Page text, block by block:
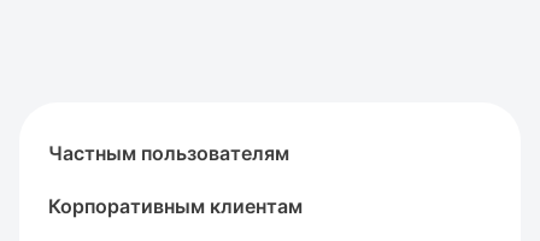
Частным пользователям
Корпоративным клиентам